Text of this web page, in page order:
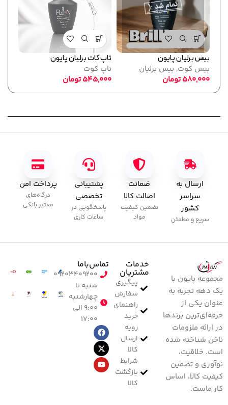
بیس برلیان پایون
بیس کوت, بیس برلیان
580,000تومان
تاپ کات برلیان پایون
تاپ کوت
545,000تومان
ارسال به
سراسر
کشور
سریع و مطمئن
ضمانت
اصالت کالا
تضمین کیفیت
مواد
پشتیبانی
تخصصی
پاسخگویی در
ساعات کاری
پرداخت امن
درگاه‌های
معتبر بانکی
مجموعه پایون با
یک دهه تجربه به
عنوان یکی از
حرفه‌ای‌ترین برندها
در ارائه ملزومات
ناخن شناخته شده
است. خلاقیت،
نوآوری و تضمین
کیفیت کالا، اساس
کار ماست.
خدمات
مشتریان
پیگیری
سفارش
راهنمای
خرید
رویه
ارسال
کالا
شرایط
بازگشت
کالا
تماس‌با‌ما
۰۹۲۰۳۴۰۹۲۰۰
شنبه تا
چهارشنبه
۹:۰۰ الی
۱۷:۰۰